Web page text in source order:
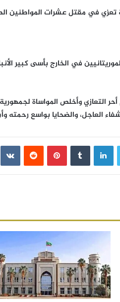
تعزي في مقتل عشرات المواطنين
في الخارج بأسى كبير
أحر التعازي وأخلص المواساة
العاجل، والضحايا بواسع رحمته
لينكدإن بينتيريست